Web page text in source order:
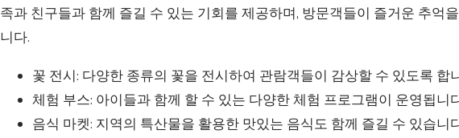
족과 친구들과 함께 즐길 수 있는 기회를 제공하며, 방문객들이 즐거운 추억
니다.
꽃 전시: 다양한 종류의 꽃을 전시하여 관람객들이 감상할 수 있도록 합
체험 부스: 아이들과 함께 할 수 있는 다양한 체험 프로그램이 운영됩니
음식 마켓: 지역의 특산물을 활용한 맛있는 음식도 함께 즐길 수 있습니